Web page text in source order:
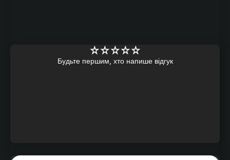
Будьте першим, хто напише відгук